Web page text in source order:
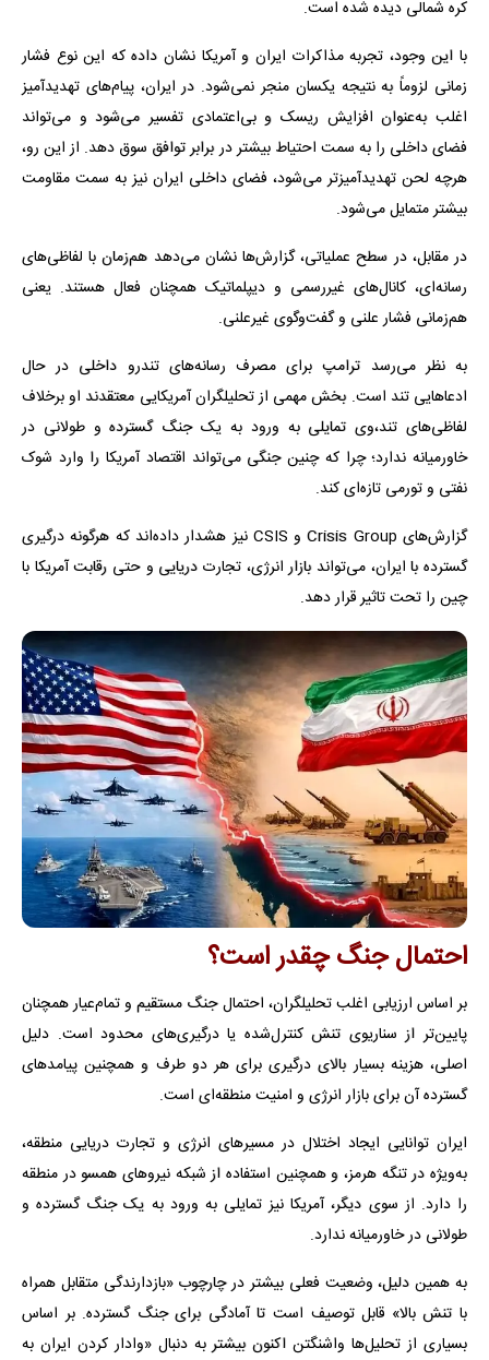
کره شمالی دیده شده است.
با این وجود، تجربه مذاکرات ایران و آمریکا نشان داده که این نوع فشار
زمانی لزوماً به نتیجه یکسان منجر نمی‌شود. در ایران، پیام‌های تهدیدآمیز
اغلب به‌عنوان افزایش ریسک و بی‌اعتمادی تفسیر می‌شود و می‌تواند
فضای داخلی را به سمت احتیاط بیشتر در برابر توافق سوق دهد. از این رو،
هرچه لحن تهدیدآمیزتر می‌شود، فضای داخلی ایران نیز به سمت مقاومت
بیشتر متمایل می‌شود.
در مقابل، در سطح عملیاتی، گزارش‌ها نشان می‌دهد هم‌زمان با لفاظی‌های
رسانه‌ای، کانال‌های غیررسمی و دیپلماتیک همچنان فعال هستند. یعنی
هم‌زمانی فشار علنی و گفت‌وگوی غیرعلنی.
به نظر می‌رسد ترامپ برای مصرف رسانه‌های تندرو داخلی در حال
ادعاهایی تند است. بخش مهمی از تحلیلگران آمریکایی معتقدند او برخلاف
لفاظی‌های تند،وی تمایلی به ورود به یک جنگ گسترده و طولانی در
خاورمیانه ندارد؛ چرا که چنین جنگی می‌تواند اقتصاد آمریکا را وارد شوک
نفتی و تورمی تازه‌ای کند.
گزارش‌های Crisis Group و CSIS نیز هشدار داده‌اند که هرگونه درگیری
گسترده با ایران، می‌تواند بازار انرژی، تجارت دریایی و حتی رقابت آمریکا با
چین را تحت تاثیر قرار دهد.
احتمال جنگ چقدر است؟
بر اساس ارزیابی اغلب تحلیلگران، احتمال جنگ مستقیم و تمام‌عیار همچنان
پایین‌تر از سناریوی تنش کنترل‌شده یا درگیری‌های محدود است. دلیل
اصلی، هزینه بسیار بالای درگیری برای هر دو طرف و همچنین پیامدهای
گسترده آن برای بازار انرژی و امنیت منطقه‌ای است.
ایران توانایی ایجاد اختلال در مسیرهای انرژی و تجارت دریایی منطقه،
به‌ویژه در تنگه هرمز، و همچنین استفاده از شبکه نیروهای همسو در منطقه
را دارد. از سوی دیگر، آمریکا نیز تمایلی به ورود به یک جنگ گسترده و
طولانی در خاورمیانه ندارد.
به همین دلیل، وضعیت فعلی بیشتر در چارچوب «بازدارندگی متقابل همراه
با تنش بالا» قابل توصیف است تا آمادگی برای جنگ گسترده. بر اساس
بسیاری از تحلیل‌ها واشنگتن اکنون بیشتر به دنبال «وادار کردن ایران به